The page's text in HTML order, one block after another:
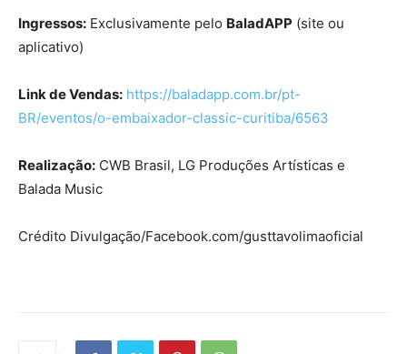
Ingressos: Exclusivamente pelo BaladAPP (site ou
aplicativo)
Link de Vendas: https://baladapp.com.br/pt-
BR/eventos/o-embaixador-classic-curitiba/6563
Realização: CWB Brasil, LG Produções Artísticas e
Balada Music
Crédito Divulgação/Facebook.com/gusttavolimaoficial